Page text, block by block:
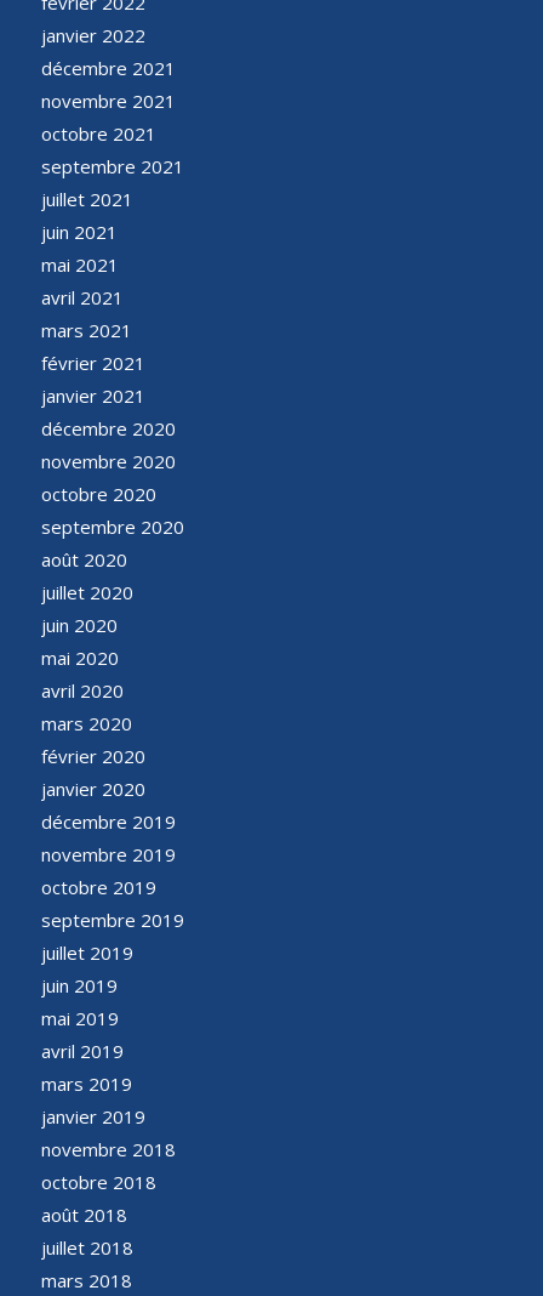
janvier 2022
décembre 2021
novembre 2021
octobre 2021
septembre 2021
juillet 2021
juin 2021
mai 2021
avril 2021
mars 2021
février 2021
janvier 2021
décembre 2020
novembre 2020
octobre 2020
septembre 2020
août 2020
juillet 2020
juin 2020
mai 2020
avril 2020
mars 2020
février 2020
janvier 2020
décembre 2019
novembre 2019
octobre 2019
septembre 2019
juillet 2019
juin 2019
mai 2019
avril 2019
mars 2019
janvier 2019
novembre 2018
octobre 2018
août 2018
juillet 2018
mars 2018